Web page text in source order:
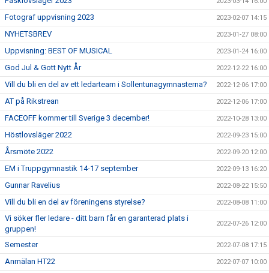
Fotograf uppvisning 2023 2023-02-07 14:15
NYHETSBREV 2023-01-27 08:00
Uppvisning: BEST OF MUSICAL 2023-01-24 16:00
God Jul & Gott Nytt År 2022-12-22 16:00
Vill du bli en del av ett ledarteam i Sollentunagymnasterna? 2022-12-06 17:00
AT på Rikstrean 2022-12-06 17:00
FACEOFF kommer till Sverige 3 december! 2022-10-28 13:00
Höstlovsläger 2022 2022-09-23 15:00
Årsmöte 2022 2022-09-20 12:00
EM i Truppgymnastik 14-17 september 2022-09-13 16:20
Gunnar Ravelius 2022-08-22 15:50
Vill du bli en del av föreningens styrelse? 2022-08-08 11:00
Vi söker fler ledare - ditt barn får en garanterad plats i
gruppen!
2022-07-26 12:00
Semester 2022-07-08 17:15
Anmälan HT22 2022-07-07 10:00